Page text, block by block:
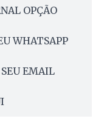
OPÇÃO
WHATSAPP
EMAIL